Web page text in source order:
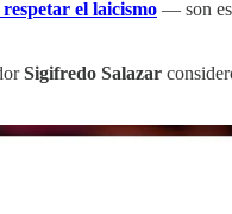
el laicismo — son
Sigifredo Salazar